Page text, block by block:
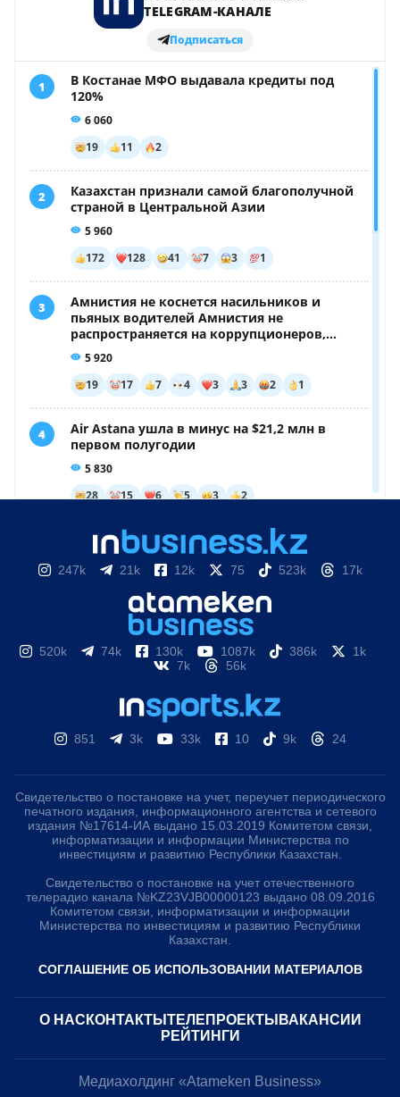
247k 21k 12k 75 523k 17k
520k 74k 130k 1087k 386k
1k
7k
56k
851 3k 33k 10 9k 24
Свидетельство о постановке на учет, переучет периодического
печатного издания, информационного агентства и сетевого
издания №17614-ИА выдано 15.03.2019 Комитетом связи,
информатизации и информации Министерства по
инвестициям и развитию Республики Казахстан.
Свидетельство о постановке на учет отечественного
телерадио канала №KZ23VJB00000123 выдано 08.09.2016
Комитетом связи, информатизации и информации
Министерства по инвестициям и развитию Республики
Казахстан.
СОГЛАШЕНИЕ ОБ ИСПОЛЬЗОВАНИИ МАТЕРИАЛОВ
О НАС КОНТАКТЫ ТЕЛЕПРОЕКТЫ ВАКАНСИИ
РЕЙТИНГИ
Медиахолдинг «Atameken Business»